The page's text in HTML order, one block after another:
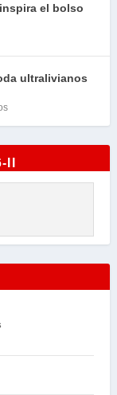
el bolso
ultralivianos